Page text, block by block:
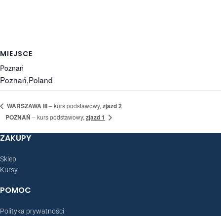
MIEJSCE
Poznań
Poznań,Poland
WARSZAWA III– kurs podstawowy, zjazd 2
POZNAŃ – kurs podstawowy, zjazd 1
ZAKUPY
Sklep
Kursy
POMOC
Polityka prywatności